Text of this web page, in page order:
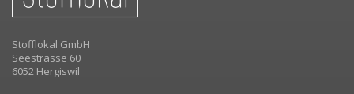
Stofflokal GmbH
Seestrasse 60
6052 Hergiswil